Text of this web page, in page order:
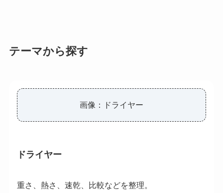
テーマから探す
画像：ドライヤー
ドライヤー
重さ、熱さ、速乾、比較などを整理。